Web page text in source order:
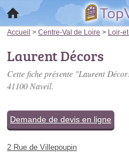
Accueil > Centre-Val de Loire > Loir-
Laurent Décors
Cette fiche présente "Laurent
41100 Naveil.
Demande de devis en ligne
2 Rue de Villepoupin